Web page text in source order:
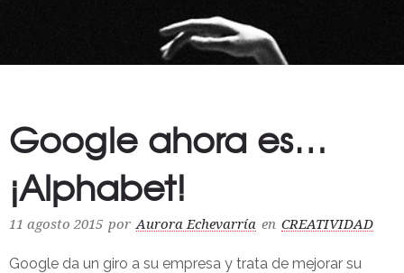
Google ahora es…
¡Alphabet!
11 agosto 2015 por Aurora Echevarría en CREATIVIDAD
Google da un giro a su empresa y trata de mejorar su